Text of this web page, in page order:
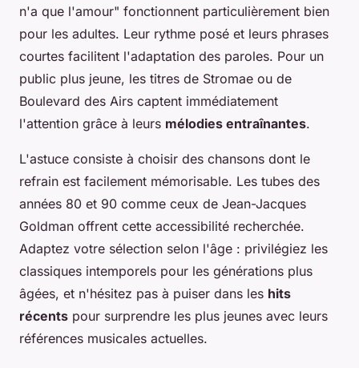
n'a que l'amour" fonctionnent particulièrement bien
pour les adultes. Leur rythme posé et leurs phrases
courtes facilitent l'adaptation des paroles. Pour un
public plus jeune, les titres de Stromae ou de
Boulevard des Airs captent immédiatement
l'attention grâce à leurs mélodies entraînantes.
L'astuce consiste à choisir des chansons dont le
refrain est facilement mémorisable. Les tubes des
années 80 et 90 comme ceux de Jean-Jacques
Goldman offrent cette accessibilité recherchée.
Adaptez votre sélection selon l'âge : privilégiez les
classiques intemporels pour les générations plus
âgées, et n'hésitez pas à puiser dans les hits
récents pour surprendre les plus jeunes avec leurs
références musicales actuelles.